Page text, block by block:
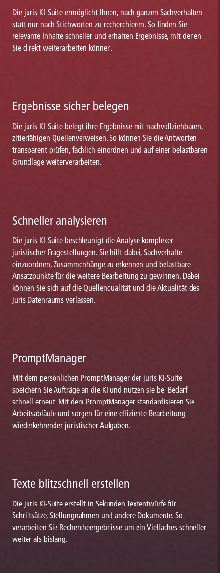
Die juris KI-Suite ermöglicht Ihnen, nach ganzen Sachverhalten
statt nur nach Stichworten zu recherchieren. So finden Sie
relevante Inhalte schneller und erhalten Ergebnisse, mit denen
Sie direkt weiterarbeiten können.
Ergebnisse sicher belegen
Die juris KI-Suite belegt ihre Ergebnisse mit nachvollziehbaren,
zitierfähigen Quellenverweisen. So können Sie die Antworten
transparent prüfen, fachlich einordnen und auf einer belastbaren
Grundlage weiterverarbeiten.
Schneller analysieren
Die juris KI-Suite beschleunigt die Analyse komplexer
juristischer Fragestellungen. Sie hilft dabei, Sachverhalte
einzuordnen, Zusammenhänge zu erkennen und belastbare
Ansatzpunkte für die weitere Bearbeitung zu gewinnen. Dabei
können Sie sich auf die Quellenqualität und die Aktualität des
juris Datenraums verlassen.
PromptManager
Mit dem persönlichen PromptManager der juris KI-Suite
speichern Sie Aufträge an die KI und nutzen sie bei Bedarf
schnell erneut. Mit dem PromptManager standardisieren Sie
Arbeitsabläufe und sorgen für eine effiziente Bearbeitung
wiederkehrender juristischer Aufgaben.
Texte blitzschnell erstellen
Die juris KI-Suite erstellt in Sekunden Textentwürfe für
Schriftsätze, Stellungnahmen und andere Dokumente. So
verarbeiten Sie Rechercheergebnisse um ein Vielfaches schneller
weiter als bislang.